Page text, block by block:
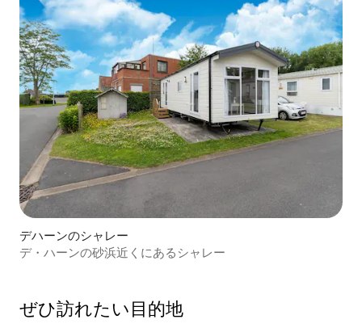
デハーンのシャレー
デ・ハーンの砂浜近くにあるシャレー
ぜひ訪⁠れ⁠た⁠い目⁠的⁠地